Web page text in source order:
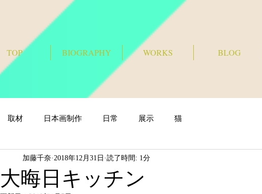
TOP BIOGRAPHY WORKS BLOG
取材 日本画制作 日常 展示 猫
大晦日キッチン
加藤千奈 2018年12月31日 読了時間: 1分